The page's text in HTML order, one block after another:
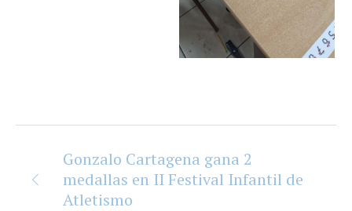
Gonzalo Cartagena gana 2
medallas en II Festival Infantil de
Atletismo